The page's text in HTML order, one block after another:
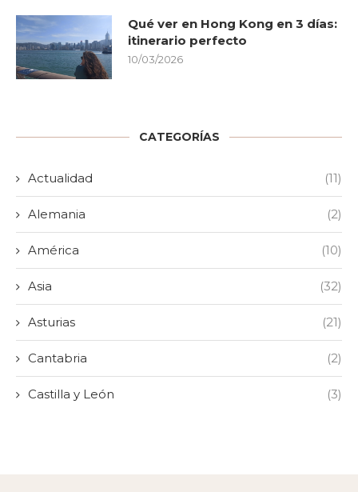
Qué ver en Hong Kong en 3 días:
itinerario perfecto
10/03/2026
CATEGORÍAS
Actualidad (11)
Alemania (2)
América (10)
Asia (32)
Asturias (21)
Cantabria (2)
Castilla y León (3)